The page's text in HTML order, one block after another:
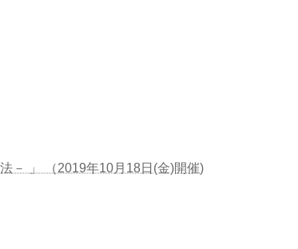
－ 」 （2019年10月18日(金)開催)